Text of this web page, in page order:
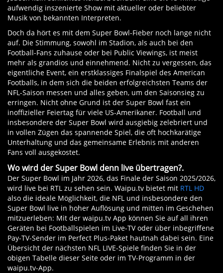
2021: The Weeknd
2020: Jennifer Lopez, Shakira
2019: Maroon 5
2018: Justin Timberlake
2017: Lady Gaga
2016: Coldplay, Beyonce, Bruno Mars
2015: Katy Perry, Lenny Kravitz
2014: Bruno Mars, Red Hot Chilli Peppers
2013: Beyonce
2012: Madonna
2011: Black Eyed Peas
2010: The Who
2009: Bruce Springsteen
2008: Tom Petty and the Heartbreakers
2007: Prince
-->
aufwendig inszenierte Show mit aktueller oder beliebter
Musik von bekannten Interpreten.
Doch da hört es mit dem Super Bowl-Fieber noch lange nicht
auf. Die Stimmung, sowohl im Stadion, als auch bei den
Football-Fans zuhause oder bei Public Viewings, ist meist
mehr als grandios und einnehmend. Nicht zu vergessen, das
eigentliche Event, ein erstklassiges Finalspiel des American
Footballs, in dem sich die beiden erfolgreichsten Teams der
NFL-Saison messen und alles geben, um den Saisonsieg zu
erringen. Nicht ohne Grund ist der Super Bowl fast ein
inoffizieller Feiertag für viele US-Amerikaner. Football und
insbesondere der Super Bowl wird ausgiebig zelebriert und
in vollen Zügen das spannende Spiel, die oft hochkarätige
Unterhaltung und das gemeinsame Erlebnis mit anderen
Fans voll ausgekostet.
Wo wird der Super Bowl denn live übertragen?.
Der Super Bowl im Jahr 2026, das Finale der Saison 2025/2026,
wird live bei RTL zu sehen sein. Waipu.tv bietet mit RTL HD
also die ideale Möglichkeit, die NFL und insbesondere den
Super Bowl live in hoher Auflösung und mitten im Geschehen
mitzuerleben: Mit der waipu.tv App können Sie auf all ihren
Geräten bei Footballspielen im Live-TV oder über inbegriffene
Pay-TV-Sender im Perfect Plus-Paket hautnah dabei sein. Eine
Übersicht der nächsten NFL LIVE-Spiele finden Sie in der
obigen Tabelle dieser Seite oder im TV-Programm in der
waipu.tv-App.